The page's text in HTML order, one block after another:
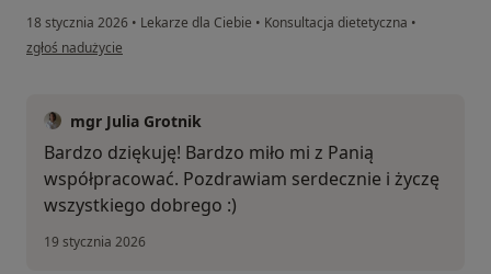
18 stycznia 2026 • Lekarze dla Ciebie • Konsultacja dietetyczna •
w opinii użytkownika Magda
zgłoś nadużycie
mgr Julia Grotnik
Bardzo dziękuję! Bardzo miło mi z Panią
współpracować. Pozdrawiam serdecznie i życzę
wszystkiego dobrego :)
19 stycznia 2026